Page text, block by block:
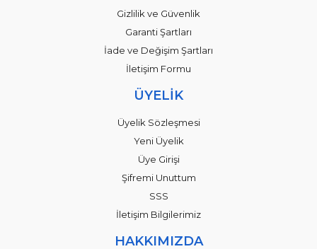
Gizlilik ve Güvenlik
Garanti Şartları
İade ve Değişim Şartları
İletişim Formu
ÜYELİK
Üyelik Sözleşmesi
Yeni Üyelik
Üye Girişi
Şifremi Unuttum
SSS
İletişim Bilgilerimiz
HAKKIMIZDA